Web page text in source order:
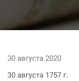
30 августа 2020
30 августа 1757 г.